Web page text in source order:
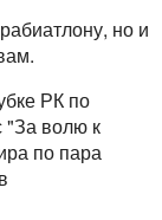
но и
РК по
"За волю к
по пара